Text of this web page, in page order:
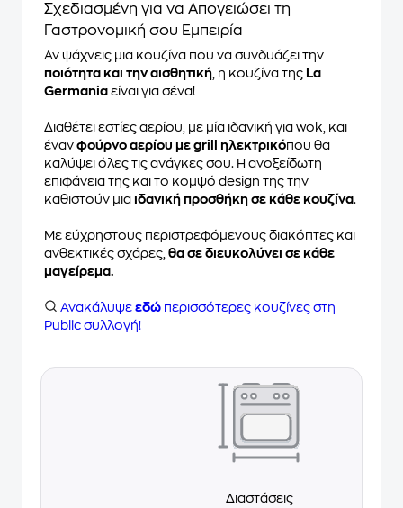
Σχεδιασμένη για να Απογειώσει τη
Γαστρονομική σου Εμπειρία
Αν ψάχνεις μια κουζίνα που να συνδυάζει την
ποιότητα και την αισθητική , η κουζίνα της La
Germania είναι για σένα!
Διαθέτει εστίες αερίου, με μία ιδανική για wok, και
έναν φούρνο αερίου με grill ηλεκτρικόπου θα
καλύψει όλες τις ανάγκες σου. Η ανοξείδωτη
επιφάνεια της και το κομψό design της την
καθιστούν μια ιδανική προσθήκη σε κάθε κουζίνα
Με εύχρηστους περιστρεφόμενους διακόπτες και
ανθεκτικές σχάρες, θα σε διευκολύνει σε κάθε
μαγείρεμα.
Ανακάλυψε εδώ περισσότερες κουζίνες στη
Public συλλογή!
Διαστάσεις